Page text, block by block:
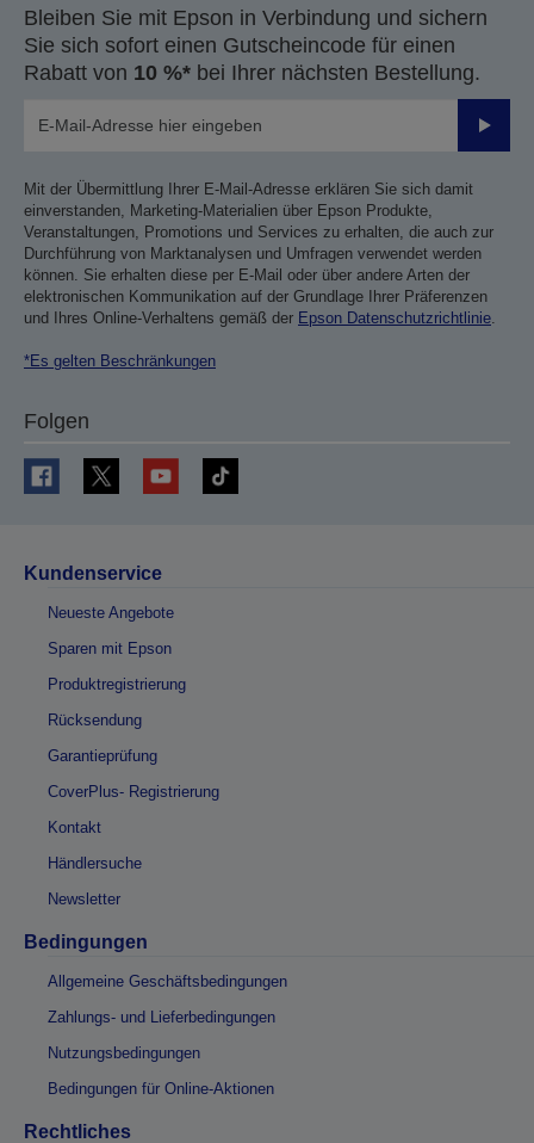
Bleiben Sie mit Epson in Verbindung und sichern
Sie sich sofort einen Gutscheincode für einen
Rabatt von 10 %* bei Ihrer nächsten Bestellung.
Mit der Übermittlung Ihrer E-Mail-Adresse erklären Sie sich damit
einverstanden, Marketing-Materialien über Epson Produkte,
Veranstaltungen, Promotions und Services zu erhalten, die auch zur
Durchführung von Marktanalysen und Umfragen verwendet werden
können. Sie erhalten diese per E-Mail oder über andere Arten der
elektronischen Kommunikation auf der Grundlage Ihrer Präferenzen
und Ihres Online-Verhaltens gemäß der Epson Datenschutzrichtlinie
*Es gelten Beschränkungen
Folgen
Kundenservice
Neueste Angebote
Sparen mit Epson
Produktregistrierung
Rücksendung
Garantieprüfung
CoverPlus- Registrierung
Kontakt
Händlersuche
Newsletter
Bedingungen
Allgemeine Geschäftsbedingungen
Zahlungs- und Lieferbedingungen
Nutzungsbedingungen
Bedingungen für Online-Aktionen
Rechtliches